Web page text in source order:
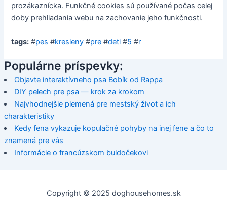
prozákaznícka. Funkčné cookies sú používané počas celej
doby prehliadania webu na zachovanie jeho funkčnosti.
tags: #pes #kresleny #pre #deti #5 #r
Populárne príspevky:
Objavte interaktívneho psa Bobík od Rappa
DIY pelech pre psa — krok za krokom
Najvhodnejšie plemená pre mestský život a ich
charakteristiky
Kedy fena vykazuje kopulačné pohyby na inej fene a čo to
znamená pre vás
Informácie o francúzskom buldočekovi
Copyright © 2025 doghousehomes.sk